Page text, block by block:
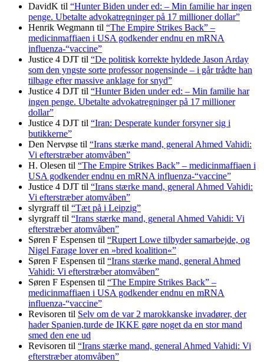
DavidK til “Hunter Biden under ed: – Min familie har ingen
penge. Ubetalte advokat­regninger på 17 millioner dollar”
Henrik Wegmann til “The Empire Strikes Back” –
medicinmaffiaen i USA godkender endnu en mRNA
influenza-“vaccine”
Justice 4 DJT til “De politisk korrekte hyldede Jason Arday
som den yngste sorte professor nogensinde – i går trådte han
tilbage efter massive anklage for snyd”
Justice 4 DJT til “Hunter Biden under ed: – Min familie har
ingen penge. Ubetalte advokat­regninger på 17 millioner
dollar”
Justice 4 DJT til “Iran: Desperate kunder forsyner sig i
butikkerne”
Den Nervøse til “Irans stærke mand, general Ahmed Vahidi:
Vi efterstræber atomvåben”
H. Olesen til “The Empire Strikes Back” – medicinmaffiaen i
USA godkender endnu en mRNA influenza-“vaccine”
Justice 4 DJT til “Irans stærke mand, general Ahmed Vahidi:
Vi efterstræber atomvåben”
slyrgrafftil “Tæt på i Leipzig”
slyrgrafftil “Irans stærke mand, general Ahmed Vahidi: Vi
efterstræber atomvåben”
Søren F Espensen til “Rupert Lowe tilbyder samarbejde, og
Nigel Farage lover en »bred koalition«”
Søren F Espensen til “Irans stærke mand, general Ahmed
Vahidi: Vi efterstræber atomvåben”
Søren F Espensen til “The Empire Strikes Back” –
medicinmaffiaen i USA godkender endnu en mRNA
influenza-“vaccine”
Revisoren til Selv om de var 2 marokkanske invadører, der
hader Spanien,turde de IKKE gøre noget da en stor mand
smed den ene ud
Revisoren til “Irans stærke mand, general Ahmed Vahidi: Vi
efterstræber atomvåben”